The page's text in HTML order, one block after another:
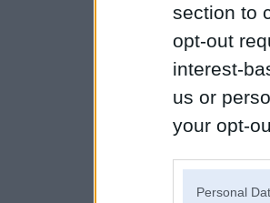
section to
opt-out
interest-
us or
your opt-
Personal